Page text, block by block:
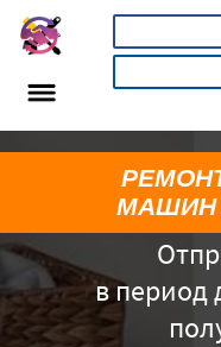
в период
МАШИН